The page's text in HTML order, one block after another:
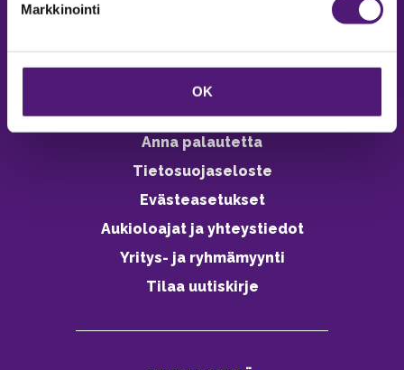
Markkinointi
OK
Vastuullisuus
Ympäristöohjelma
Avoimet työpaikat
Anna palautetta
Tietosuojaseloste
Evästeasetukset
Aukioloajat ja yhteystiedot
Yritys- ja ryhmämyynti
Tilaa uutiskirje